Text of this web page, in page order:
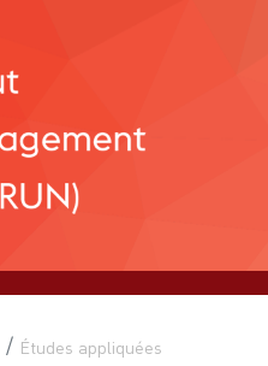
Études appliquées